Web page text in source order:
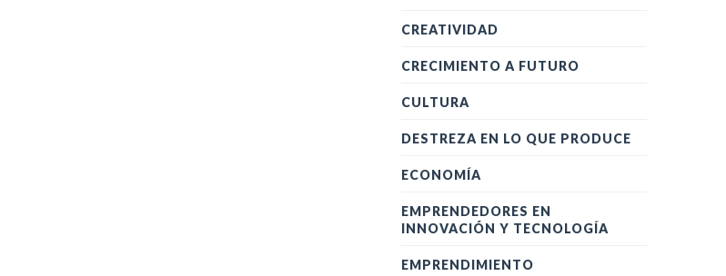
CREATIVIDAD
CRECIMIENTO A FUTURO
CULTURA
DESTREZA EN LO QUE PRODUCE
ECONOMÍA
EMPRENDEDORES EN
INNOVACIÓN Y TECNOLOGÍA
EMPRENDIMIENTO